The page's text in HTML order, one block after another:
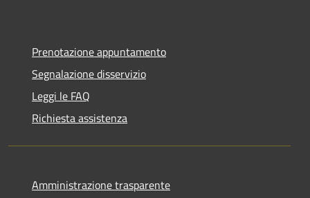
Prenotazione appuntamento
Segnalazione disservizio
Leggi le FAQ
Richiesta assistenza
Amministrazione trasparente